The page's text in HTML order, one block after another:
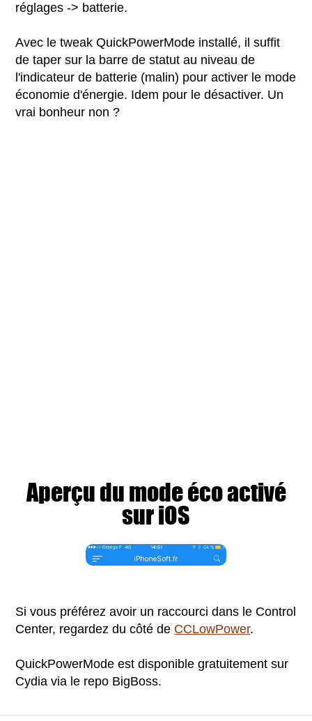
réglages -> batterie.
Avec le tweak QuickPowerMode installé, il suffit
de taper sur la barre de statut au niveau de
l'indicateur de batterie (malin) pour activer le mode
économie d'énergie. Idem pour le désactiver. Un
vrai bonheur non ?
Aperçu du mode éco activé
sur iOS
Si vous préférez avoir un raccourci dans le Control
Center, regardez du côté de CCLowPower.
QuickPowerMode est disponible gratuitement sur
Cydia via le repo BigBoss.